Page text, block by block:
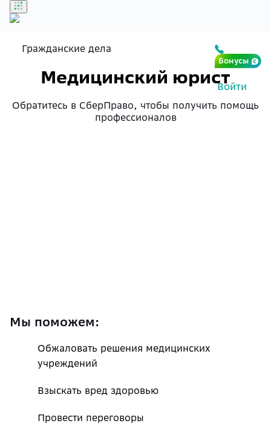
Бонусы
Войти
Гражданские дела
Медицинский юрист
Обратитесь в СберПраво, чтобы получить помощь
профессионалов
Мы поможем:
Обжаловать решения медицинских
учреждений
Взыскать вред здоровью
Провести переговоры